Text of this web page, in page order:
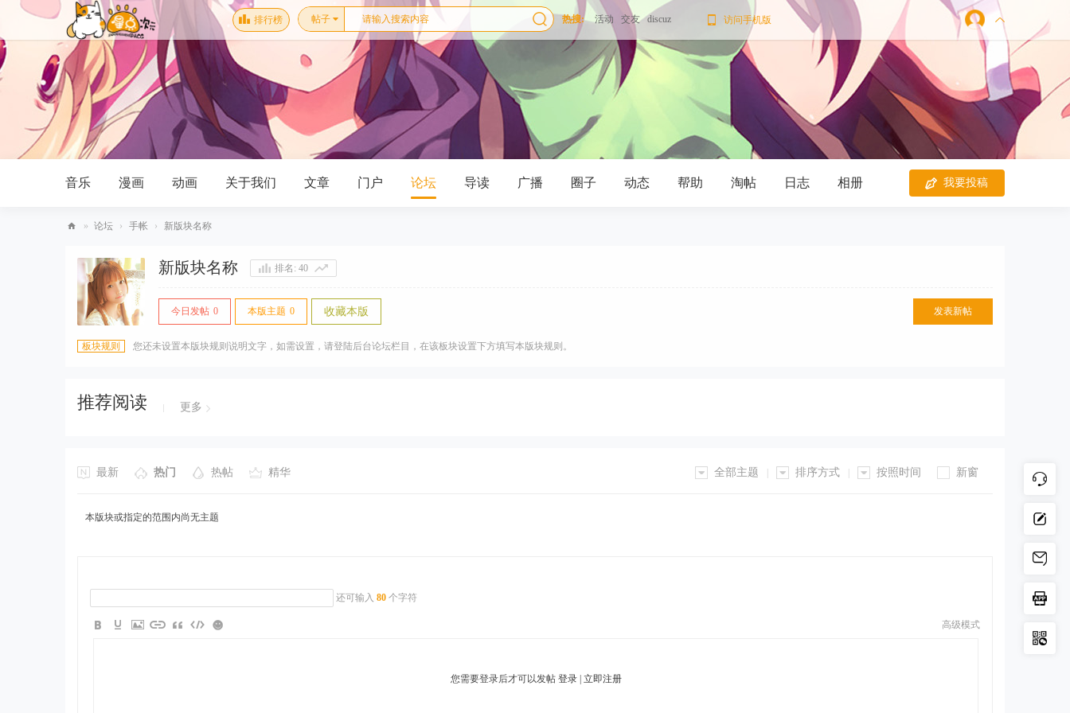
排行榜 帖子 热搜: 活动 交友 discuz 访问手机版
音乐 漫画 动画 关于我们 文章 门户 论坛 导读 广播 圈子 动态 帮助 淘帖 日志 相册
分享 记录 排行榜
我要投稿
ard
» 论坛 › 手帐 › 新版块名称
新版块名称 排名: 40
今日发帖 0 本版主题 0 收藏本版 发表新帖
板块规则 您还未设置本版块规则说明文字，如需设置，请登陆后台论坛栏目，在该板块设置下方填写本版块规则。
推荐阅读 更多
最新 热门 热帖 精华 新窗
全部主题 排序方式 按照时间
本版块或指定的范围内尚无主题
还可输入 80 个字符
高级模式
您需要登录后才可以发帖 登录| 立即注册